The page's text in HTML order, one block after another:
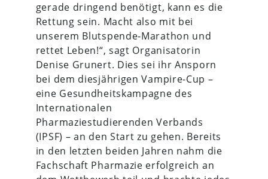
gerade dringend benötigt, kann es die
Rettung sein. Macht also mit bei
unserem Blutspende-Marathon und
rettet Leben!“, sagt Organisatorin
Denise Grunert. Dies sei ihr Ansporn
bei dem diesjährigen Vampire-Cup –
eine Gesundheitskampagne des
Internationalen
Pharmaziestudierenden Verbands
(IPSF) – an den Start zu gehen. Bereits
in den letzten beiden Jahren nahm die
Fachschaft Pharmazie erfolgreich an